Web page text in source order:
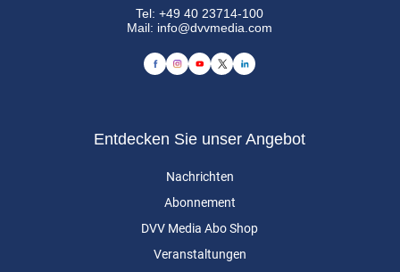
Tel:+49 40 23714-100
Mail: info@dvvmedia.com
Entdecken Sie unser Angebot
Nachrichten
Abonnement
DVV Media Abo Shop
Veranstaltungen